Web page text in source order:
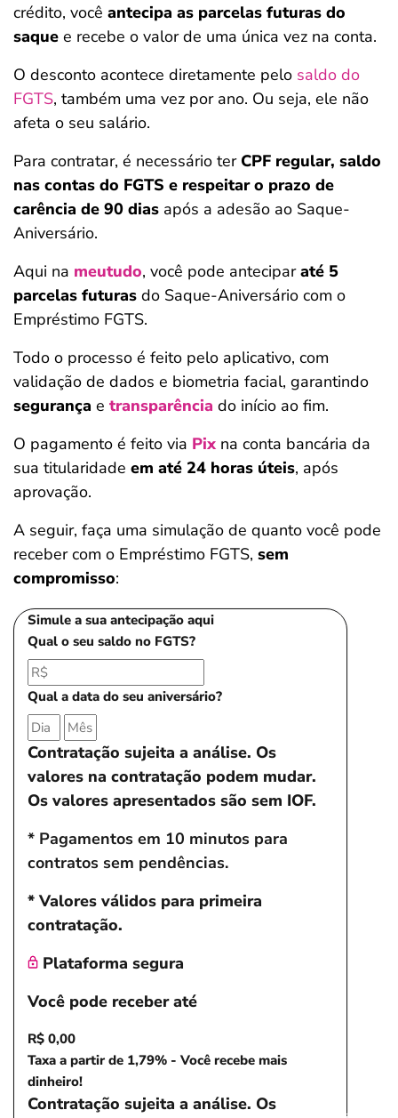
crédito, você antecipa as parcelas futuras do
saque e recebe o valor de uma única vez na conta.
O desconto acontece diretamente pelo saldo do
FGTS, também uma vez por ano. Ou seja, ele não
afeta o seu salário.
Para contratar, é necessário ter CPF regular, saldo
nas contas do FGTS e respeitar o prazo de
carência de 90 dias após a adesão ao Saque-
Aniversário.
Aqui na meutudo, você pode anteciparaté 5
parcelas futuras do Saque-Aniversário com o
Empréstimo FGTS.
Todo o processo é feito pelo aplicativo, com
validação de dados e biometria facial, garantindo
segurança e transparência do início ao fim.
O pagamento é feito via Pix na conta bancária da
sua titularidade em até 24 horas úteis, após
aprovação.
A seguir, faça uma simulação de quanto você pode
receber com o Empréstimo FGTS, sem
compromisso:
Simule a sua antecipação aqui
Qual o seu saldo no FGTS?
Qual a data do seu aniversário?
Contratação sujeita a análise. Os
valores na contratação podem mudar.
Os valores apresentados são sem IOF.
* Pagamentos em 10 minutos para
contratos sem pendências.
* Valores válidos para primeira
contratação.
Plataforma segura
Você pode receber até
R$ 0,00
Taxa a partir de 1,79% - Você recebe mais
dinheiro!
Contratação sujeita a análise. Os